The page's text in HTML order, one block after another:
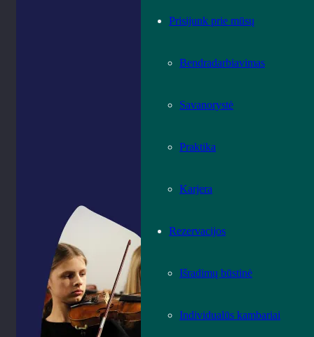
Prisijunk prie mūsų
Bendradarbiavimas
Savanorystė
Praktika
Karjera
Rezervacijos
Išradimų būstinė
Individualūs kambariai